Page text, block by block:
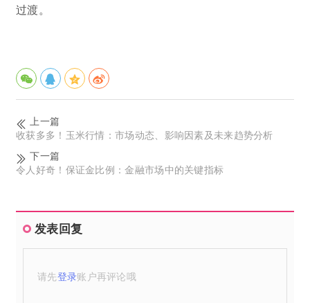
过渡。
上一篇
收获多多！玉米行情：市场动态、影响因素及未来趋势分析
下一篇
令人好奇！保证金比例：金融市场中的关键指标
发表回复
请先登录账户再评论哦